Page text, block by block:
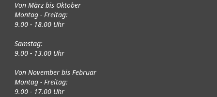
Von März bis Oktober
Montag - Freitag:
9.00 - 18.00 Uhr
Samstag:
9.00 - 13.00 Uhr
Von November bis Februar
Montag - Freitag:
9.00 - 17.00 Uhr